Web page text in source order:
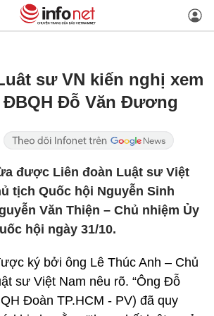
sư VN kiến nghị xem
Đỗ Văn Đương
được Liên đoàn Luật sư Việt
tịch Quốc hội Nguyễn Sinh
Văn Thiện – Chủ nhiệm Ủy
hội ngày 31/10.
ký bởi ông Lê Thúc Anh – Chủ
sư Việt Nam nêu rõ. “Ông Đỗ
Đoàn TP.HCM - PV) đã quy